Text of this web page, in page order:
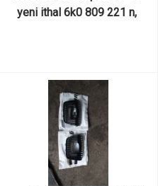
yeni ithal 6k0 809 221 n,